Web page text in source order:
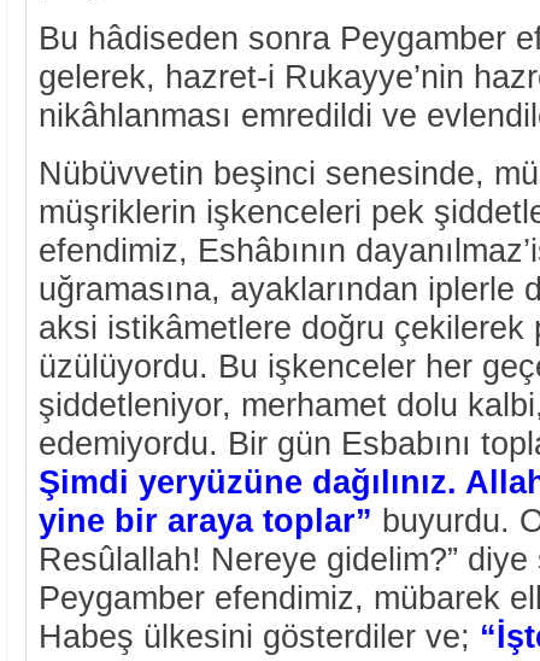
Bu hâdiseden sonra Peygamber
gelerek, hazret-i Rukayye’nin
nikâhlanması emredildi ve
Nübüvvetin beşinci senesinde,
müşriklerin işkenceleri pek
efendimiz, Eshâbının
uğramasına, ayaklarından iplerle
aksi istikâmetlere doğru çekilerek
üzülüyordu. Bu işkenceler her
şiddetleniyor, merhamet dolu
edemiyordu. Bir gün Esbabını
Şimdi yeryüzüne dağılınız.
yine bir araya toplar” buyurdu.
Resûlallah! Nereye gidelim?”
Peygamber efendimiz, mübarek
Habeş ülkesini gösterdiler ve;